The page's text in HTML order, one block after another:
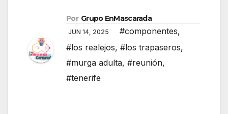
Por Grupo EnMascarada
JUN 14, 2025 #componentes,
#los realejos, #los trapaseros,
#murga adulta, #reunión,
#tenerife